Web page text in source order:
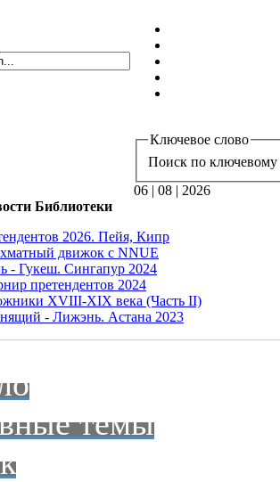
Ключевое слово
Поиск по ключевому
06 | 08 | 2026
Библиотеки
2026. Пейя, Кипр
движок с NNUE
- Гукеш. Сингапур 2024
претендентов 2024
XVIII-XIX века (Часть II)
- Лижэнь. Астана 2023
темы